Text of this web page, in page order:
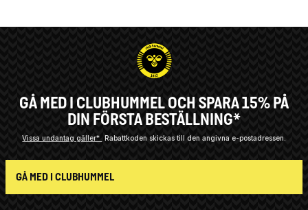
GÅ MED I CLUBHUMMEL OCH SPARA 15% PÅ
DIN FÖRSTA BESTÄLLNING*
Vissa undantag gäller* Rabattkoden skickas till den angivna e-postadressen.
GÅ MED I CLUBHUMMEL